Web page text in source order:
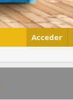
Acceder